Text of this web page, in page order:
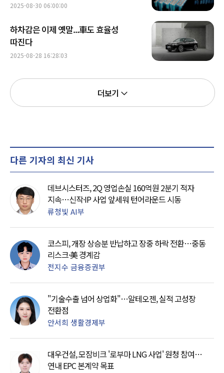
2025-08-30 06:00:00
하차감은 이제 옛말...車도 효율성
따진다
2025-08-28 16:28:03
더보기
다른 기자의 최신 기사
데브시스터즈, 2Q 영업손실 160억원 2분기 적자
지속…신작·IP 사업 앞세워 턴어라운드 시동
류청빛 AI부
코스피, 개장 상승분 반납하고 장중 하락 전환…중동
리스크·美 경계감
전지수 금융증권부
"기술수출 넘어 상업화"…알테오젠, 실적 고성장
전환점
안서희 생활경제부
대우건설, 모잠비크 '로부마 LNG 사업' 원청 참여…
연내 EPC 본계약 목표